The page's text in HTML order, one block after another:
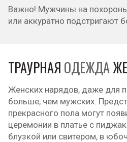
Важно! Мужчины на
или аккуратно подстригают
ТРАУРНАЯ ОДЕЖДА
Женских нарядов, даже для
больше, чем мужских.
прекрасного пола могут
церемонии в платье с
блузкой или свитером, в